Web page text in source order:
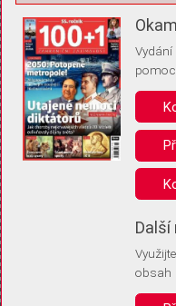
Žádost o souhlas s
Pro základní fungování webu
(tzv. cookies apod.). Rádi
uložením volitelných informací:
Anonymní unikátní ID
Díky němu příště poznáme,
Identifikátor je zcela anonymní.
Vaše souhlasy a odmítnutí si
vás už příště znovu neptali.
Vydání
obsah